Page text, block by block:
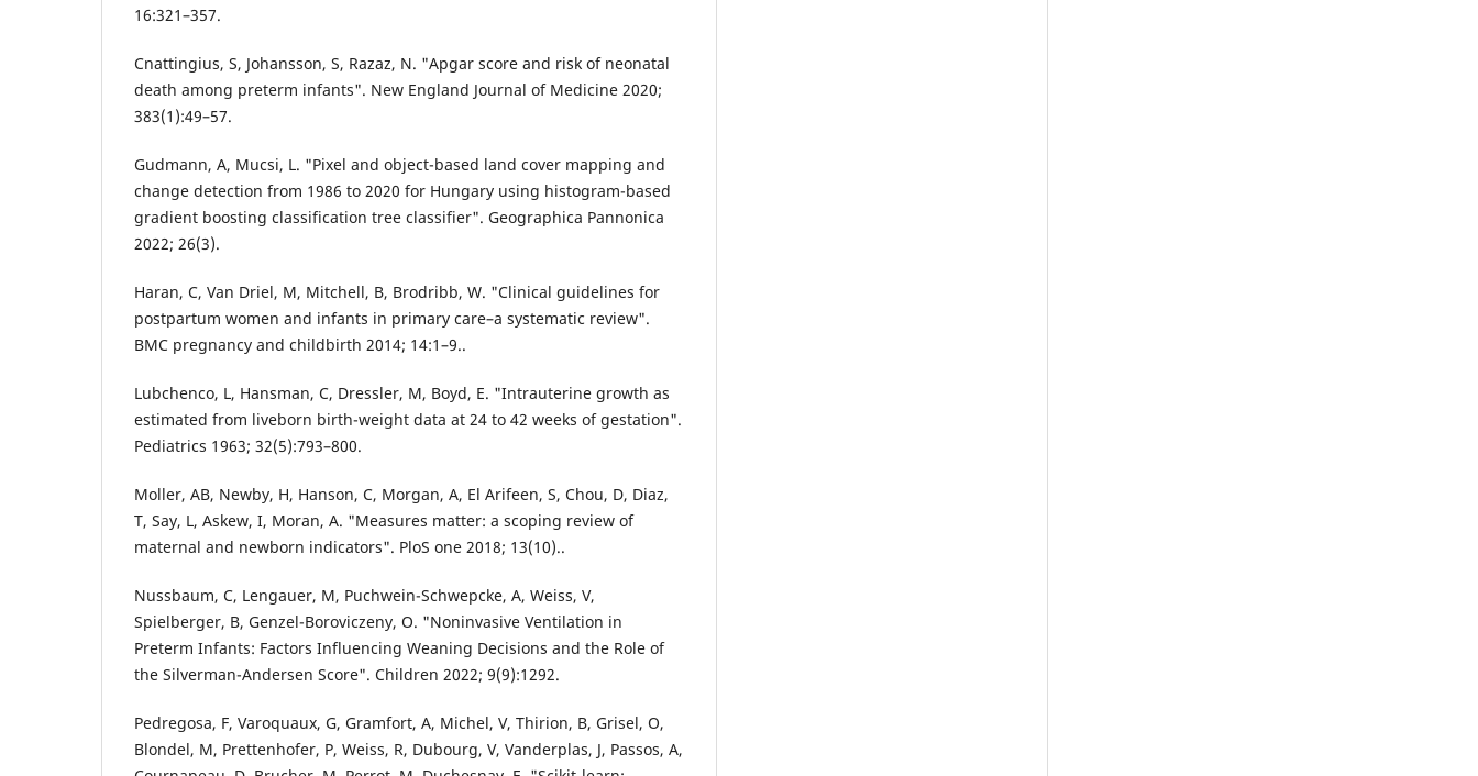
16:321–357.
Cnattingius, S, Johansson, S, Razaz, N. "Apgar score and risk of neonatal
death among preterm infants". New England Journal of Medicine 2020;
383(1):49–57.
Gudmann, A, Mucsi, L. "Pixel and object-based land cover mapping and
change detection from 1986 to 2020 for Hungary using histogram-based
gradient boosting classification tree classifier". Geographica Pannonica
2022; 26(3).
Haran, C, Van Driel, M, Mitchell, B, Brodribb, W. "Clinical guidelines for
postpartum women and infants in primary care–a systematic review".
BMC pregnancy and childbirth 2014; 14:1–9..
Lubchenco, L, Hansman, C, Dressler, M, Boyd, E. "Intrauterine growth as
estimated from liveborn birth-weight data at 24 to 42 weeks of gestation".
Pediatrics 1963; 32(5):793–800.
Moller, AB, Newby, H, Hanson, C, Morgan, A, El Arifeen, S, Chou, D, Diaz,
T, Say, L, Askew, I, Moran, A. "Measures matter: a scoping review of
maternal and newborn indicators". PloS one 2018; 13(10)..
Nussbaum, C, Lengauer, M, Puchwein-Schwepcke, A, Weiss, V,
Spielberger, B, Genzel-Boroviczeny, O. "Noninvasive Ventilation in
Preterm Infants: Factors Influencing Weaning Decisions and the Role of
the Silverman-Andersen Score". Children 2022; 9(9):1292.
Pedregosa, F, Varoquaux, G, Gramfort, A, Michel, V, Thirion, B, Grisel, O,
Blondel, M, Prettenhofer, P, Weiss, R, Dubourg, V, Vanderplas, J, Passos, A,